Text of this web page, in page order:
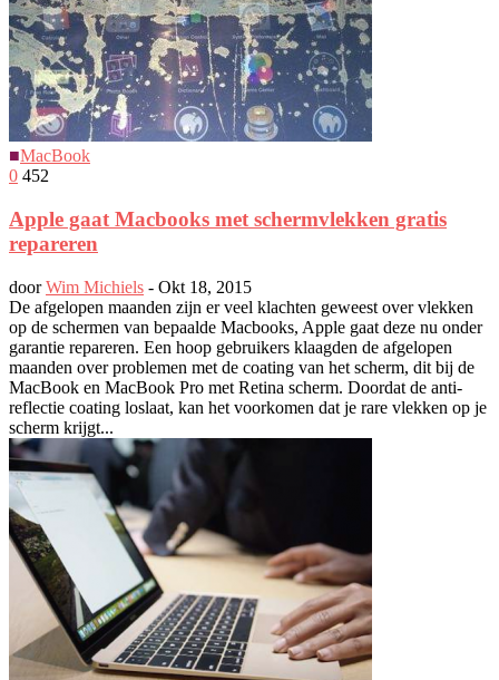
■MacBook
0 452
Apple gaat Macbooks met schermvlekken gratis
repareren
doorWim Michiels - Okt 18, 2015
De afgelopen maanden zijn er veel klachten geweest over vlekken
op de schermen van bepaalde Macbooks, Apple gaat deze nu onder
garantie repareren. Een hoop gebruikers klaagden de afgelopen
maanden over problemen met de coating van het scherm, dit bij de
MacBook en MacBook Pro met Retina scherm. Doordat de anti-
reflectie coating loslaat, kan het voorkomen dat je rare vlekken op je
scherm krijgt...